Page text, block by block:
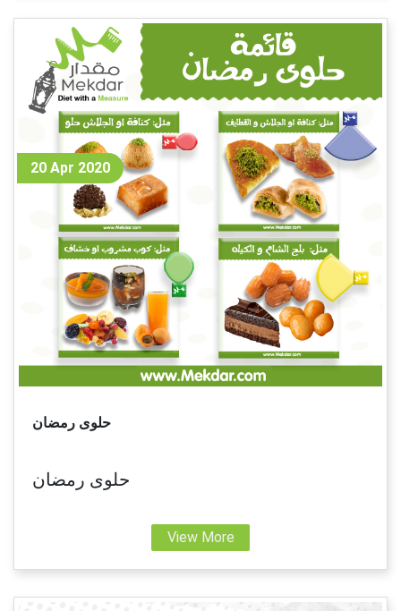
حلوى رمضان
حلوى رمضان
View More
20 Apr 2020